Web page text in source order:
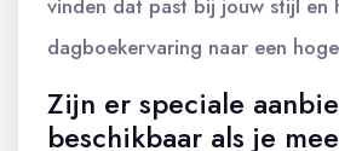
dagboekervaring naar een
Zijn er speciale
beschikbaar als je